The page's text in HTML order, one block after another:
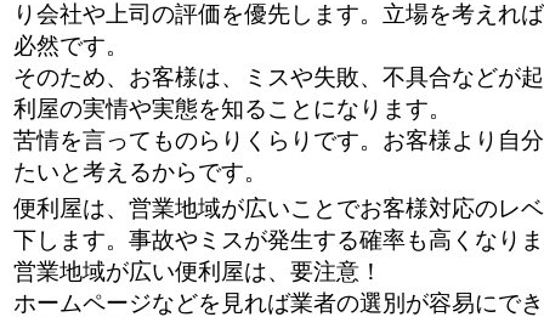
り会社や上司の評価を優先します。立場を考えれ
必然です。
そのため、お客様は、ミスや失敗、不具合などが
利屋の実情や実態を知ることになります。
苦情を言ってものらりくらりです。お客様より自
たいと考えるからです。
便利屋は、営業地域が広いことでお客様対応のレ
下します。事故やミスが発生する確率も高くなり
営業地域が広い便利屋は、要注意！
ホームページなどを見れば業者の選別が容易にで